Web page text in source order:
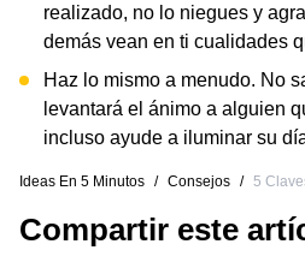
realizado, no lo niegues y
demás vean en ti cualidades
Haz lo mismo a menudo. No
levantará el ánimo a alguien
incluso ayude a iluminar su
Ideas En 5 Minutos / Consejos / 5
Compartir este